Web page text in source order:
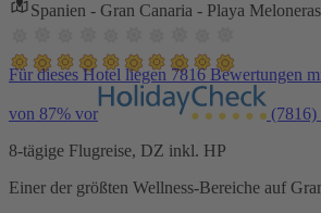
Spanien - Gran Canaria - Playa Meloneras
Für dieses Hotel liegen 7816 Bewertungen
von 87% vor (7816)
8-tägige Flugreise, DZ inkl. HP
Einer der größten Wellness-Bereiche auf